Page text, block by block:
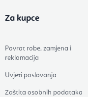
Za kupce
Povrat robe, zamjena i
reklamacija
Uvjeti poslovanja
Zaštita osobnih podataka